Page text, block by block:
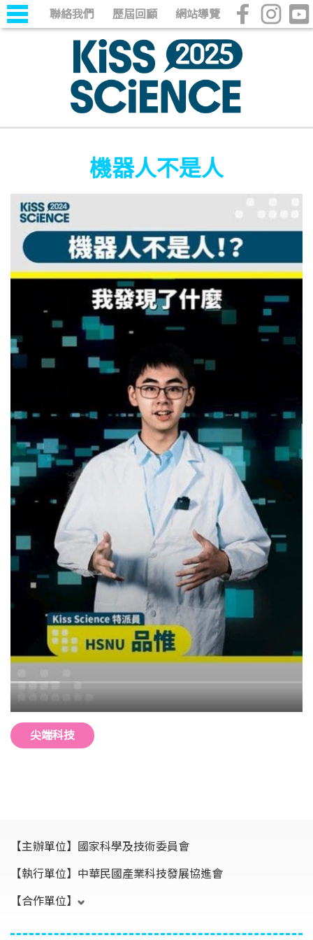
聯絡我們 歷屆回顧 網站導覽
機器人不是人
尖端科技
【主辦單位】 國家科學及技術委員會
【執行單位】 中華民國產業科技發展協進會
【合作單位】